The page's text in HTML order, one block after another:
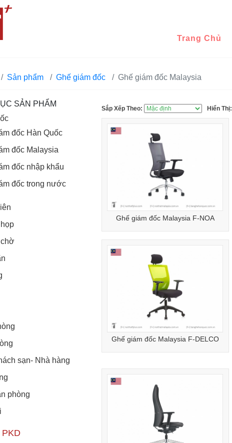
Trang Chủ
Sản phẩm Ghế giám đốc Ghế giám đốc Malaysia
SẢN PHẨM
đốc Hàn Quốc
đốc Malaysia
đốc nhập khẩu
đốc trong nước
sạn- Nhà hàng
phòng
Sắp Xếp Theo: Hiển Thị:
Ghế giám đốc Malaysia F-NOA
Ghế giám đốc Malaysia F-DELCO